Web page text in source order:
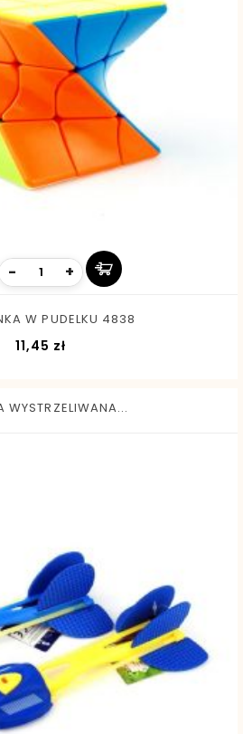
- +
W PUDELKU 4838
11,45 złCena
WYSTRZELIWANA...